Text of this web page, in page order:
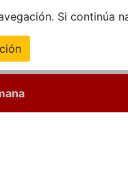
Si continúa